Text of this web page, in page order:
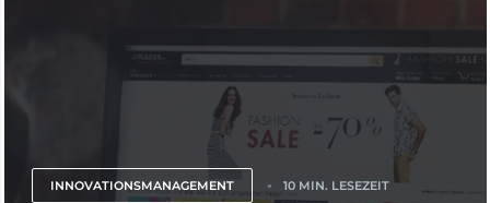
INNOVATIONSMANAGEMENT 10 MIN. LESEZEIT